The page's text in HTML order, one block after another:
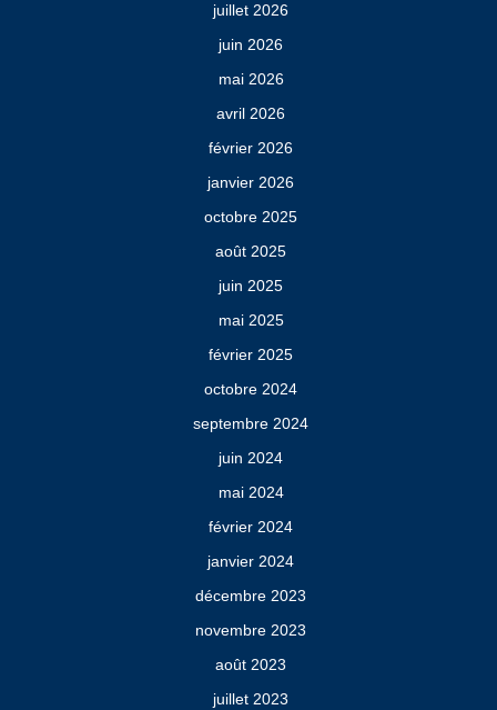
juillet 2026
juin 2026
mai 2026
avril 2026
février 2026
janvier 2026
octobre 2025
août 2025
juin 2025
mai 2025
février 2025
octobre 2024
septembre 2024
juin 2024
mai 2024
février 2024
janvier 2024
décembre 2023
novembre 2023
août 2023
juillet 2023